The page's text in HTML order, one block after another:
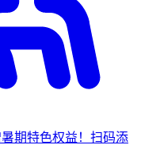
期特色权益！ 扫码添